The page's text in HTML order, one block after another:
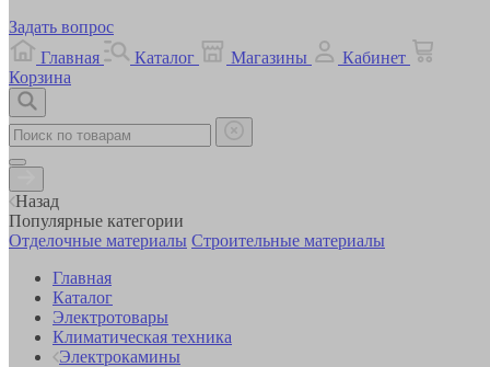
Задать вопрос
Главная
Каталог Магазины
Кабинет
Корзина
Назад
Популярные категории
Отделочные материалы Строительные материалы
Главная
Каталог
Электротовары
Климатическая техника
Электрокамины